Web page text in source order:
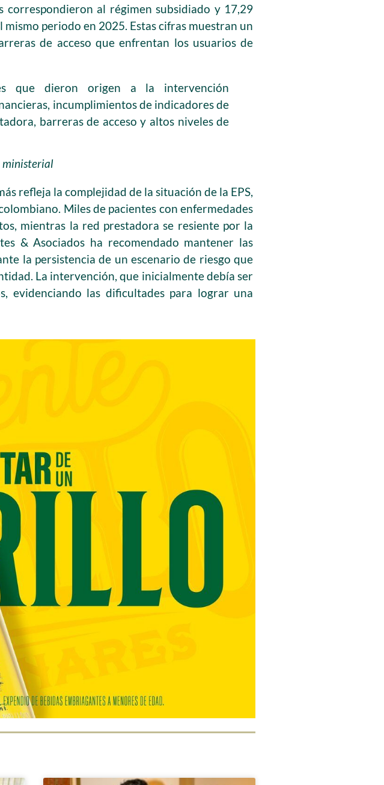
correspondieron al régimen subsidiado y 17,29
periodo en 2025. Estas cifras muestran un
de acceso que enfrentan los usuarios de
que dieron origen a la intervención
incumplimientos de indicadores de
barreras de acceso y altos niveles de
ministerial
refleja la complejidad de la situación de la EPS,
Miles de pacientes con enfermedades
mientras la red prestadora se resiente por la
& Asociados ha recomendado mantener las
la persistencia de un escenario de riesgo que
La intervención, que inicialmente debía ser
evidenciando las dificultades para lograr una